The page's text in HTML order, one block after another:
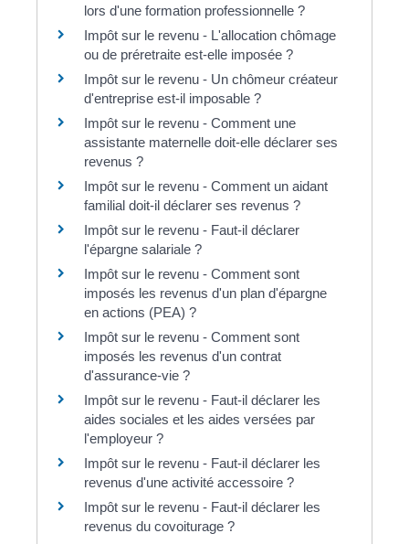
lors d'une formation professionnelle ?
Impôt sur le revenu - L'allocation chômage
ou de préretraite est-elle imposée ?
Impôt sur le revenu - Un chômeur créateur
d'entreprise est-il imposable ?
Impôt sur le revenu - Comment une
assistante maternelle doit-elle déclarer ses
revenus ?
Impôt sur le revenu - Comment un aidant
familial doit-il déclarer ses revenus ?
Impôt sur le revenu - Faut-il déclarer
l'épargne salariale ?
Impôt sur le revenu - Comment sont
imposés les revenus d'un plan d'épargne
en actions (PEA) ?
Impôt sur le revenu - Comment sont
imposés les revenus d'un contrat
d'assurance-vie ?
Impôt sur le revenu - Faut-il déclarer les
aides sociales et les aides versées par
l'employeur ?
Impôt sur le revenu - Faut-il déclarer les
revenus d'une activité accessoire ?
Impôt sur le revenu - Faut-il déclarer les
revenus du covoiturage ?